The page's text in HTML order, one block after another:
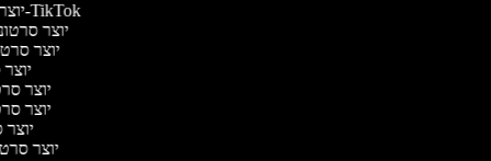
יוצר סרטונים ל-TikTok
יוצר
יוצר
יוצר
יוצר
יוצר
יוצר